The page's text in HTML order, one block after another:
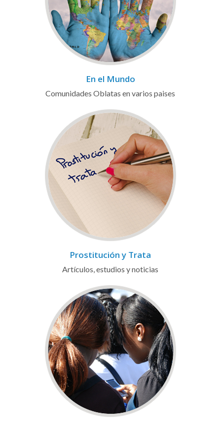
En el Mundo
Comunidades Oblatas en varios paises
Prostitución y Trata
Artículos, estudios y noticias